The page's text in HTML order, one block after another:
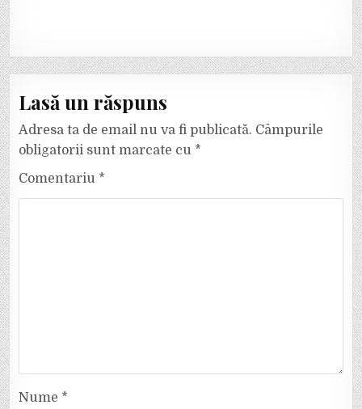
Lasă un răspuns
Adresa ta de email nu va fi publicată. Câmpurile
obligatorii sunt marcate cu *
Comentariu *
Nume *